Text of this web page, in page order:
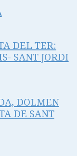
DEL TER:
SANT JORDI
DOLMEN
DE SANT